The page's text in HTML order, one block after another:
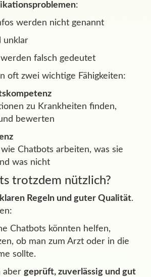
:
werden nicht genannt
unklar
falsch gedeutet
oft zwei wichtige Fähigkeiten:
zu Krankheiten finden,
bewerten
Chatbots arbeiten, was sie
was nicht
trotzdem nützlich?
Regeln und guter Qualität.
Chatbots könnten helfen,
ob man zum Arzt oder in die
sollte.
aber geprüft, zuverlässig und gut